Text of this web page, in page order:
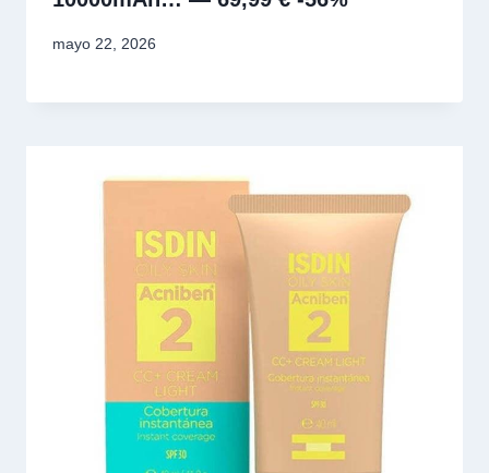
mayo 22, 2026